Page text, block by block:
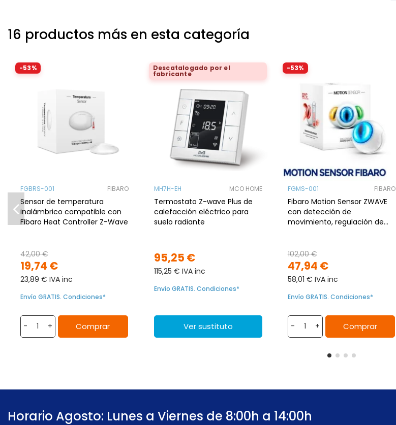
16 productos más en esta categoría
-53%
FGBRS-001 FIBARO
Sensor de temperatura
inalámbrico compatible con
Fibaro Heat Controller Z-Wave
19,74 €
42,00 €
23,89 € IVA inc
Envío GRATIS. Condiciones*
- + Comprar
Descatalogado por el
fabricante
MH7H-EH MCO HOME
Termostato Z-wave Plus de
calefacción eléctrico para
suelo radiante
95,25 €
115,25 € IVA inc
Envío GRATIS. Condiciones*
Ver sustituto
-53%
FGMS-001 FIBARO
Fibaro Motion Sensor ZWAVE
con detección de
movimiento, regulación de
47,94 €
102,00 €
58,01 € IVA inc
Envío GRATIS. Condiciones*
- + Comprar
Horario Agosto: Lunes a Viernes de 8:00h a 14:00h